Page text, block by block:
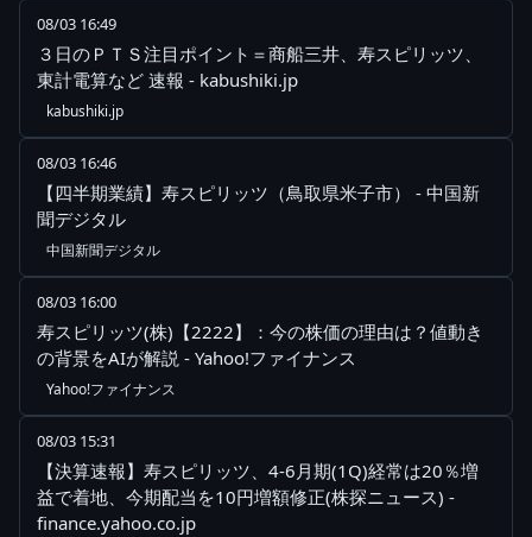
08/03 16:49
３日のＰＴＳ注目ポイント＝商船三井、寿スピリッツ、
東計電算など 速報 - kabushiki.jp
kabushiki.jp
08/03 16:46
【四半期業績】寿スピリッツ（鳥取県米子市） - 中国新
聞デジタル
中国新聞デジタル
08/03 16:00
寿スピリッツ(株)【2222】：今の株価の理由は？値動き
の背景をAIが解説 - Yahoo!ファイナンス
Yahoo!ファイナンス
08/03 15:31
【決算速報】寿スピリッツ、4-6月期(1Q)経常は20％増
益で着地、今期配当を10円増額修正(株探ニュース) -
finance.yahoo.co.jp